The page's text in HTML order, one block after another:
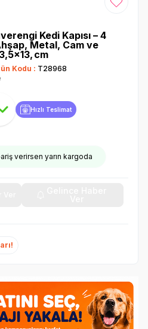
Favoriye
Kedi Kapısı – 4
Metal, Cam ve
cm
Kodu : T28968
Hızlı Teslimat
verirsen yarın kargoda